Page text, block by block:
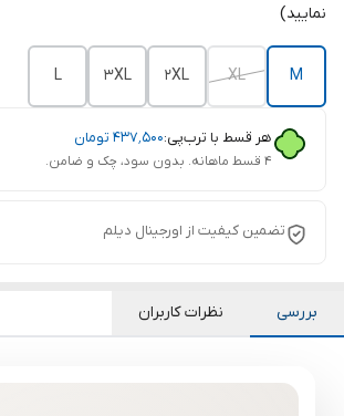
نمایید)
M
XL
2XL
3XL
L
هر قسط با ترب‌پی:۴۳۷٬۵۰۰ تومان
۴ قسط ماهانه. بدون سود، چک و ضامن.
تضمین کیفیت از اورجینال دیلم
بررسی نظرات کاربران